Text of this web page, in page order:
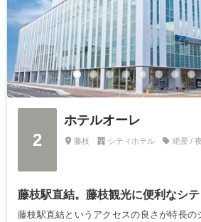
2
ホテルオーレ
藤枝 シティホテル 絶景 /
藤枝駅直結。藤枝観光に便利なシ
藤枝駅直結というアクセスの良さが特長の